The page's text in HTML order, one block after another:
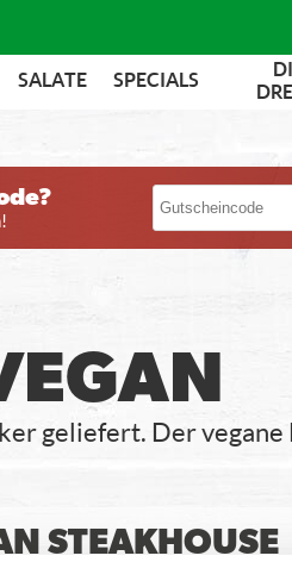
SALATE SPECIALS
geliefert. Der vegane
STEAKHOUSE